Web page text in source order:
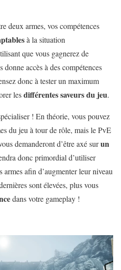
deux armes, vos compétences
à la situation
que vous gagnerez de
donne accès à des compétences
donc à tester un maximum
lesdifférentes saveurs du jeu.
! En théorie, vous pouvez
du jeu à tour de rôle, mais le PvE
demanderont d’être axé surun
donc primordial d’utiliser
armes afin d’augmenter leur niveau
sont élevées, plus vous
dans votre gameplay !